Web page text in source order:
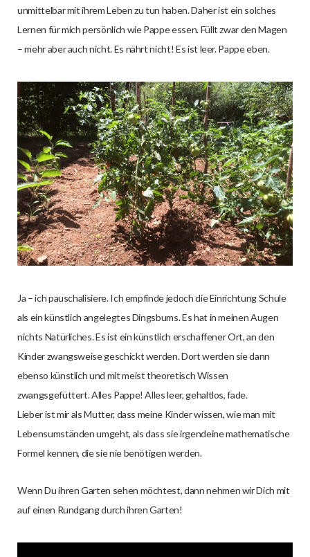
unmittelbar mit ihrem Leben zu tun haben. Daher ist ein solches
Lernen für mich persönlich wie Pappe essen. Füllt zwar den Magen
– mehr aber auch nicht. Es nährt nicht! Es ist leer. Pappe eben.
Ja – ich pauschalisiere. Ich empfinde jedoch die Einrichtung Schule
als ein künstlich angelegtes Dingsbums. Es hat in meinen Augen
nichts Natürliches. Es ist ein künstlich erschaffener Ort, an den
Kinder zwangsweise geschickt werden. Dort werden sie dann
ebenso künstlich und mit meist theoretisch Wissen
zwangsgefüttert. Alles Pappe! Alles leer, gehaltlos, fade.
Lieber ist mir als Mutter, dass meine Kinder wissen, wie man mit
Lebensumständen umgeht, als dass sie irgendeine mathematische
Formel kennen, die sie nie benötigen werden.
Wenn Du ihren Garten sehen möchtest, dann nehmen wir Dich mit
auf einen Rundgang durch ihren Garten!